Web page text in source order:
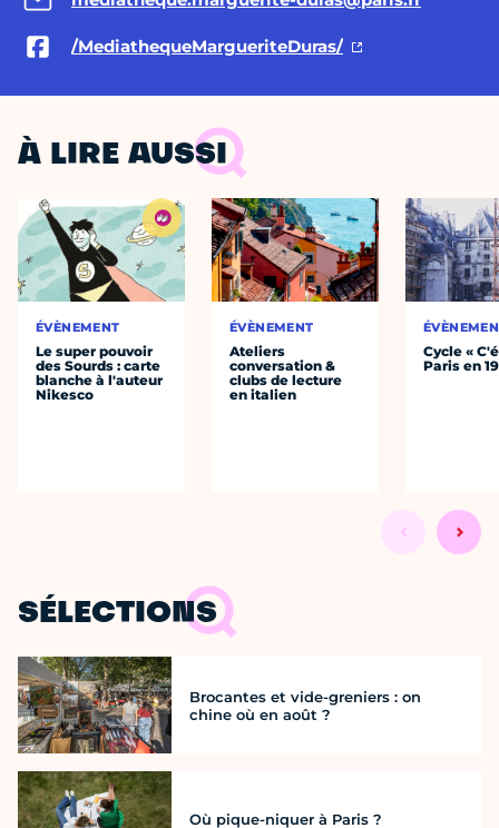
/MediathequeMargueriteDuras/
À LIRE AUSSI
ÉVÈNEMENT
Le super pouvoir
des Sourds : carte
blanche à l'auteur
Nikesco
ÉVÈNEMENT
Ateliers
conversation &
clubs de lecture
en italien
Cycle «
Paris en
SÉLECTIONS
Brocantes et vide-greniers : on
chine où en août ?
Où pique-niquer à Paris ?